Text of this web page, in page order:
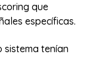
que
específicas.
sistema tenían